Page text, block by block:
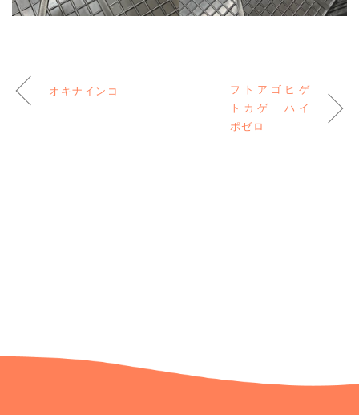
オキナインコ
フトアゴヒゲ
トカゲ ハイ
ポゼロ